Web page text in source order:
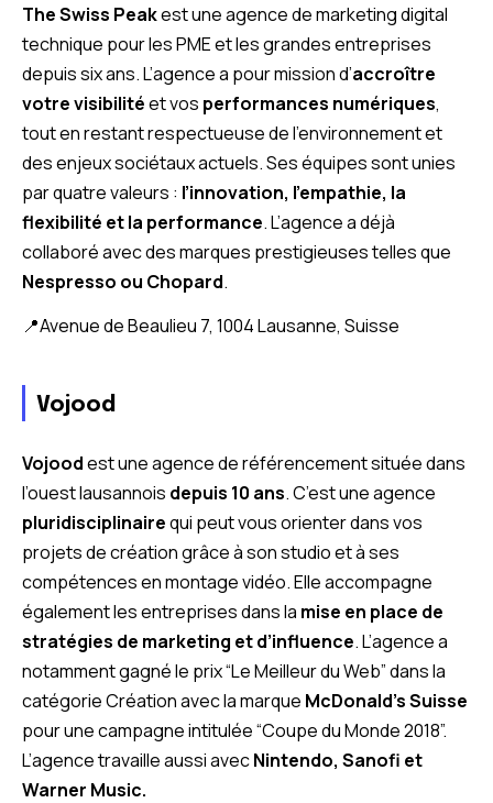
The Swiss Peakest une agence de marketing digital
technique pour les PME et les grandes entreprises
depuis six ans. L’agence a pour mission d’accroître
votre visibilitéet vos performances numériques,
tout en restant respectueuse de l’environnement et
des enjeux sociétaux actuels. Ses équipes sont unies
par quatre valeurs : l’innovation, l’empathie, la
flexibilité et la performance. L’agence a déjà
collaboré avec des marques prestigieuses telles que
Nespresso ou Chopard.
📍Avenue de Beaulieu 7, 1004 Lausanne, Suisse
Vojood
Vojoodest une agence de référencement située dans
l’ouest lausannois depuis 10 ans. C’est une agence
pluridisciplinairequi peut vous orienter dans vos
projets de création grâce à son studio et à ses
compétences en montage vidéo. Elle accompagne
également les entreprises dans la mise en place de
stratégies de marketing et d’influence. L’agence a
notamment gagné le prix “Le Meilleur du Web” dans la
catégorie Création avec la marque McDonald’s Suisse
pour une campagne intitulée “Coupe du Monde 2018”.
L’agence travaille aussi avecNintendo, Sanofi et
Warner Music.